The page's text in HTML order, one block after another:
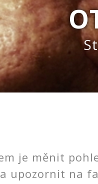
je měnit
upozornit na